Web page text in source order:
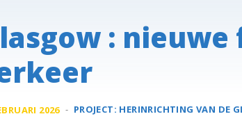
:
2026 - PROJECT: HERINRICHTING VAN DE